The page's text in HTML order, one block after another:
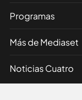
Programas
Más de Mediaset
Noticias Cuatro